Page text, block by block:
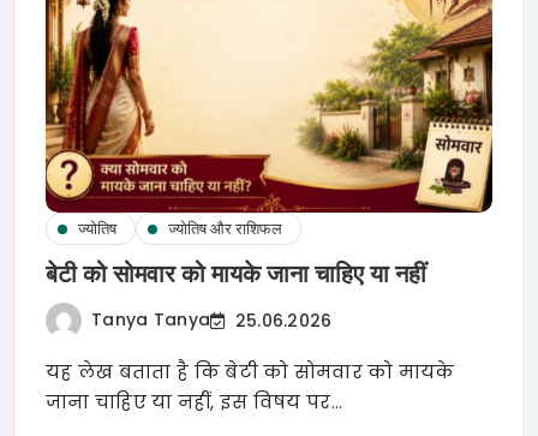
ज्योतिष ज्योतिष और राशिफल
बेटी को सोमवार को मायके जाना चाहिए या नहीं
Tanya Tanya 25.06.2026
यह लेख बताता है कि बेटी को सोमवार को मायके
जाना चाहिए या नहीं, इस विषय पर…